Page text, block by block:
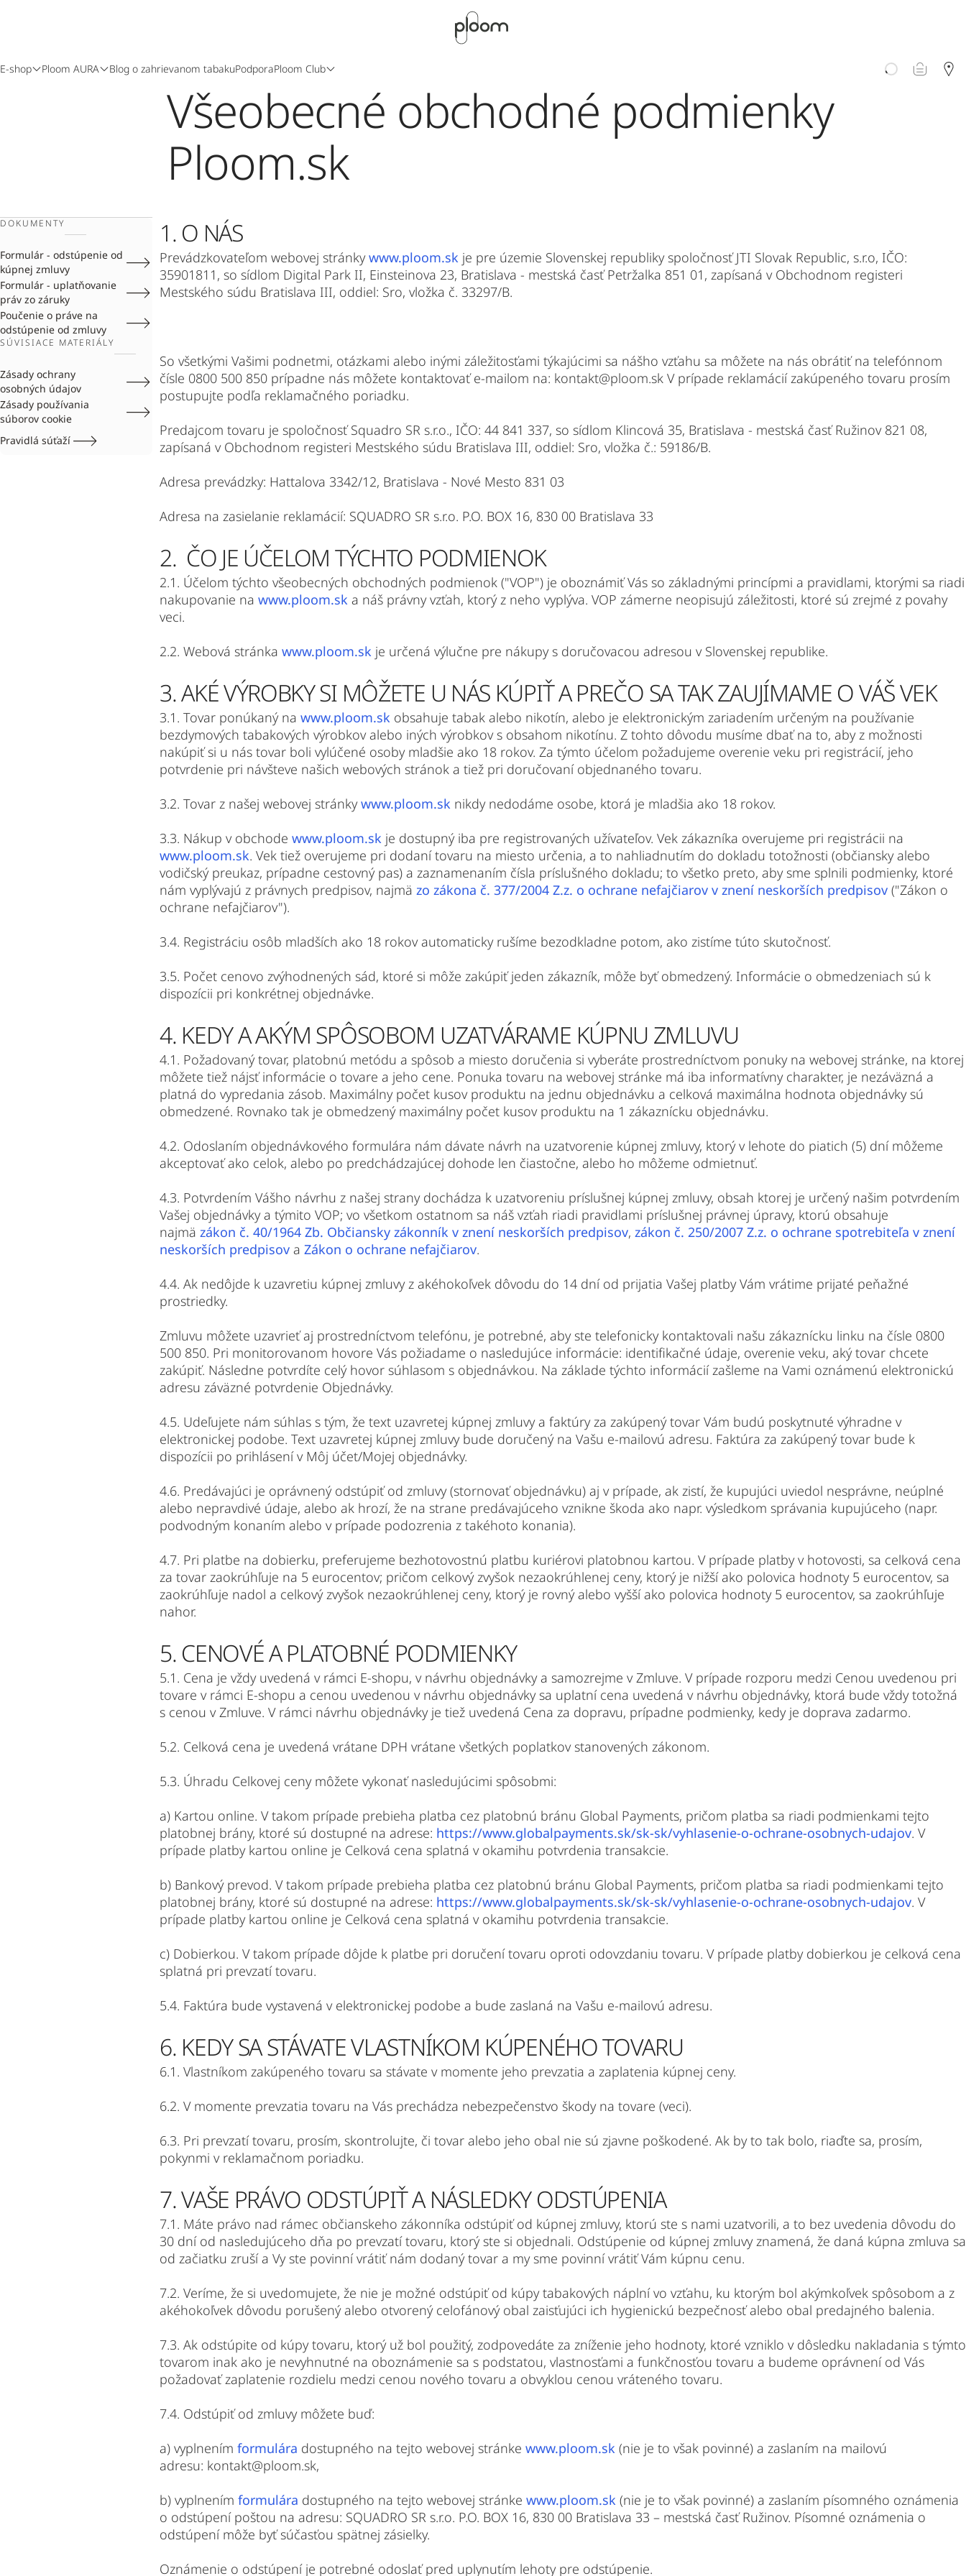
E-shop Ploom AURA Blog o zahrievanom tabakuPodporaPloom Club
Všeobecné obchodné podmienky
Ploom.sk
DOKUMENTY
Formulár - odstúpenie od
kúpnej zmluvy
Formulár - uplatňovanie
práv zo záruky
Poučenie o práve na
odstúpenie od zmluvy
SÚVISIACE MATERIÁLY
Zásady ochrany
osobných údajov
Zásady používania
súborov cookie
Pravidlá súťaží
1. O NÁS
Prevádzkovateľom webovej stránkywww.ploom.sk je pre územie Slovenskej republiky spoločnosť JTI Slovak Republic, s.r.o, IČO:
35901811, so sídlom Digital Park II, Einsteinova 23, Bratislava - mestská časť Petržalka 851 01, zapísaná v Obchodnom registeri
Mestského súdu Bratislava III, oddiel: Sro, vložka č. 33297/B.
So všetkými Vašimi podnetmi, otázkami alebo inými záležitosťami týkajúcimi sa nášho vzťahu sa môžete na nás obrátiť na telefónnom
čísle 0800 500 850 prípadne nás môžete kontaktovať e-mailom na: kontakt@ploom.sk V prípade reklamácií zakúpeného tovaru prosím
postupujte podľa reklamačného poriadku.
Predajcom tovaru je spoločnosť Squadro SR s.r.o., IČO: 44 841 337, so sídlom Klincová 35, Bratislava - mestská časť Ružinov 821 08,
zapísaná v Obchodnom registeri Mestského súdu Bratislava III, oddiel: Sro, vložka č.: 59186/B.
Adresa prevádzky: Hattalova 3342/12, Bratislava - Nové Mesto 831 03
Adresa na zasielanie reklamácií: SQUADRO SR s.r.o. P.O. BOX 16, 830 00 Bratislava 33
2. ČO JE ÚČELOM TÝCHTO PODMIENOK
2.1. Účelom týchto všeobecných obchodných podmienok ("VOP") je oboznámiť Vás so základnými princípmi a pravidlami, ktorými sa riadi
nakupovanie na www.ploom.sk a náš právny vzťah, ktorý z neho vyplýva. VOP zámerne neopisujú záležitosti, ktoré sú zrejmé z povahy
veci.
2.2. Webová stránka www.ploom.sk je určená výlučne pre nákupy s doručovacou adresou v Slovenskej republike.
3. AKÉ VÝROBKY SI MÔŽETE U NÁS KÚPIŤ A PREČO SA TAK ZAUJÍMAME O VÁŠ VEK
3.1. Tovar ponúkaný na www.ploom.sk obsahuje tabak alebo nikotín, alebo je elektronickým zariadením určeným na používanie
bezdymových tabakových výrobkov alebo iných výrobkov s obsahom nikotínu. Z tohto dôvodu musíme dbať na to, aby z možnosti
nakúpiť si u nás tovar boli vylúčené osoby mladšie ako 18 rokov. Za týmto účelom požadujeme overenie veku pri registrácií, jeho
potvrdenie pri návšteve našich webových stránok a tiež pri doručovaní objednaného tovaru.
3.2. Tovar z našej webovej stránkywww.ploom.sk nikdy nedodáme osobe, ktorá je mladšia ako 18 rokov.
3.3. Nákup v obchode www.ploom.sk je dostupný iba pre registrovaných užívateľov. Vek zákazníka overujeme pri registrácii na
www.ploom.sk. Vek tiež overujeme pri dodaní tovaru na miesto určenia, a to nahliadnutím do dokladu totožnosti (občiansky alebo
vodičský preukaz, prípadne cestovný pas) a zaznamenaním čísla príslušného dokladu; to všetko preto, aby sme splnili podmienky, ktoré
nám vyplývajú z právnych predpisov, najmä zo zákona č. 377/2004 Z.z. o ochrane nefajčiarov v znení neskorších predpisov ("Zákon o
ochrane nefajčiarov").
3.4. Registráciu osôb mladších ako 18 rokov automaticky rušíme bezodkladne potom, ako zistíme túto skutočnosť.
3.5. Počet cenovo zvýhodnených sád, ktoré si môže zakúpiť jeden zákazník, môže byť obmedzený. Informácie o obmedzeniach sú k
dispozícii pri konkrétnej objednávke.
4. KEDY A AKÝM SPÔSOBOM UZATVÁRAME KÚPNU ZMLUVU
4.1. Požadovaný tovar, platobnú metódu a spôsob a miesto doručenia si vyberáte prostredníctvom ponuky na webovej stránke, na ktorej
môžete tiež nájsť informácie o tovare a jeho cene. Ponuka tovaru na webovej stránke má iba informatívny charakter, je nezáväzná a
platná do vypredania zásob. Maximálny počet kusov produktu na jednu objednávku a celková maximálna hodnota objednávky sú
obmedzené. Rovnako tak je obmedzený maximálny počet kusov produktu na 1 zákaznícku objednávku.
4.2. Odoslaním objednávkového formulára nám dávate návrh na uzatvorenie kúpnej zmluvy, ktorý v lehote do piatich (5) dní môžeme
akceptovať ako celok, alebo po predchádzajúcej dohode len čiastočne, alebo ho môžeme odmietnuť.
4.3. Potvrdením Vášho návrhu z našej strany dochádza k uzatvoreniu príslušnej kúpnej zmluvy, obsah ktorej je určený našim potvrdením
Vašej objednávky a týmito VOP; vo všetkom ostatnom sa náš vzťah riadi pravidlami príslušnej právnej úpravy, ktorú obsahuje
najmä zákon č. 40/1964 Zb. Občiansky zákonník v znení neskorších predpisov, zákon č. 250/2007 Z.z. o ochrane spotrebiteľa v znení
neskorších predpisov a Zákon o ochrane nefajčiarov.
4.4. Ak nedôjde k uzavretiu kúpnej zmluvy z akéhokoľvek dôvodu do 14 dní od prijatia Vašej platby Vám vrátime prijaté peňažné
prostriedky.
Zmluvu môžete uzavrieť aj prostredníctvom telefónu, je potrebné, aby ste telefonicky kontaktovali našu zákaznícku linku na čísle 0800
500 850. Pri monitorovanom hovore Vás požiadame o nasledujúce informácie: identifikačné údaje, overenie veku, aký tovar chcete
zakúpiť. Následne potvrdíte celý hovor súhlasom s objednávkou. Na základe týchto informácií zašleme na Vami oznámenú elektronickú
adresu záväzné potvrdenie Objednávky.
4.5. Udeľujete nám súhlas s tým, že text uzavretej kúpnej zmluvy a faktúry za zakúpený tovar Vám budú poskytnuté výhradne v
elektronickej podobe. Text uzavretej kúpnej zmluvy bude doručený na Vašu e-mailovú adresu. Faktúra za zakúpený tovar bude k
dispozícii po prihlásení v Môj účet/Mojej objednávky.
4.6. Predávajúci je oprávnený odstúpiť od zmluvy (stornovať objednávku) aj v prípade, ak zistí, že kupujúci uviedol nesprávne, neúplné
alebo nepravdivé údaje, alebo ak hrozí, že na strane predávajúceho vznikne škoda ako napr. výsledkom správania kupujúceho (napr.
podvodným konaním alebo v prípade podozrenia z takéhoto konania).
4.7. Pri platbe na dobierku, preferujeme bezhotovostnú platbu kuriérovi platobnou kartou. V prípade platby v hotovosti, sa celková cena
za tovar zaokrúhľuje na 5 eurocentov; pričom celkový zvyšok nezaokrúhlenej ceny, ktorý je nižší ako polovica hodnoty 5 eurocentov, sa
zaokrúhľuje nadol a celkový zvyšok nezaokrúhlenej ceny, ktorý je rovný alebo vyšší ako polovica hodnoty 5 eurocentov, sa zaokrúhľuje
nahor.
5. CENOVÉ A PLATOBNÉ PODMIENKY
5.1. Cena je vždy uvedená v rámci E-shopu, v návrhu objednávky a samozrejme v Zmluve. V prípade rozporu medzi Cenou uvedenou pri
tovare v rámci E-shopu a cenou uvedenou v návrhu objednávky sa uplatní cena uvedená v návrhu objednávky, ktorá bude vždy totožná
s cenou v Zmluve. V rámci návrhu objednávky je tiež uvedená Cena za dopravu, prípadne podmienky, kedy je doprava zadarmo.
5.2. Celková cena je uvedená vrátane DPH vrátane všetkých poplatkov stanovených zákonom.
5.3. Úhradu Celkovej ceny môžete vykonať nasledujúcimi spôsobmi:
a) Kartou online. V takom prípade prebieha platba cez platobnú bránu Global Payments, pričom platba sa riadi podmienkami tejto
platobnej brány, ktoré sú dostupné na adrese: https://www.globalpayments.sk/sk-sk/vyhlasenie-o-ochrane-osobnych-udajov. V
prípade platby kartou online je Celková cena splatná v okamihu potvrdenia transakcie.
b) Bankový prevod. V takom prípade prebieha platba cez platobnú bránu Global Payments, pričom platba sa riadi podmienkami tejto
platobnej brány, ktoré sú dostupné na adrese: https://www.globalpayments.sk/sk-sk/vyhlasenie-o-ochrane-osobnych-udajov. V
prípade platby kartou online je Celková cena splatná v okamihu potvrdenia transakcie.
c) Dobierkou. V takom prípade dôjde k platbe pri doručení tovaru oproti odovzdaniu tovaru. V prípade platby dobierkou je celková cena
splatná pri prevzatí tovaru.
5.4. Faktúra bude vystavená v elektronickej podobe a bude zaslaná na Vašu e-mailovú adresu.
6. KEDY SA STÁVATE VLASTNÍKOM KÚPENÉHO TOVARU
6.1. Vlastníkom zakúpeného tovaru sa stávate v momente jeho prevzatia a zaplatenia kúpnej ceny.
6.2. V momente prevzatia tovaru na Vás prechádza nebezpečenstvo škody na tovare (veci).
6.3. Pri prevzatí tovaru, prosím, skontrolujte, či tovar alebo jeho obal nie sú zjavne poškodené. Ak by to tak bolo, riaďte sa, prosím,
pokynmi v reklamačnom poriadku.
7. VAŠE PRÁVO ODSTÚPIŤ A NÁSLEDKY ODSTÚPENIA
7.1. Máte právo nad rámec občianskeho zákonníka odstúpiť od kúpnej zmluvy, ktorú ste s nami uzatvorili, a to bez uvedenia dôvodu do
30 dní od nasledujúceho dňa po prevzatí tovaru, ktorý ste si objednali. Odstúpenie od kúpnej zmluvy znamená, že daná kúpna zmluva sa
od začiatku zruší a Vy ste povinní vrátiť nám dodaný tovar a my sme povinní vrátiť Vám kúpnu cenu.
7.2. Veríme, že si uvedomujete, že nie je možné odstúpiť od kúpy tabakových náplní vo vzťahu, ku ktorým bol akýmkoľvek spôsobom a z
akéhokoľvek dôvodu porušený alebo otvorený celofánový obal zaisťujúci ich hygienickú bezpečnosť alebo obal predajného balenia.
7.3. Ak odstúpite od kúpy tovaru, ktorý už bol použitý, zodpovedáte za zníženie jeho hodnoty, ktoré vzniklo v dôsledku nakladania s týmto
tovarom inak ako je nevyhnutné na oboznámenie sa s podstatou, vlastnosťami a funkčnosťou tovaru a budeme oprávnení od Vás
požadovať zaplatenie rozdielu medzi cenou nového tovaru a obvyklou cenou vráteného tovaru.
7.4. Odstúpiť od zmluvy môžete buď:
a) vyplnením formulára dostupného na tejto webovej stránke www.ploom.sk (nie je to však povinné) a zaslaním na mailovú
adresu: kontakt@ploom.sk,
b) vyplnením formulára dostupného na tejto webovej stránke www.ploom.sk (nie je to však povinné) a zaslaním písomného oznámenia
o odstúpení poštou na adresu: SQUADRO SR s.r.o. P.O. BOX 16, 830 00 Bratislava 33 – mestská časť Ružinov. Písomné oznámenia o
odstúpení môže byť súčasťou spätnej zásielky.
Oznámenie o odstúpení je potrebné odoslať pred uplynutím lehoty pre odstúpenie.